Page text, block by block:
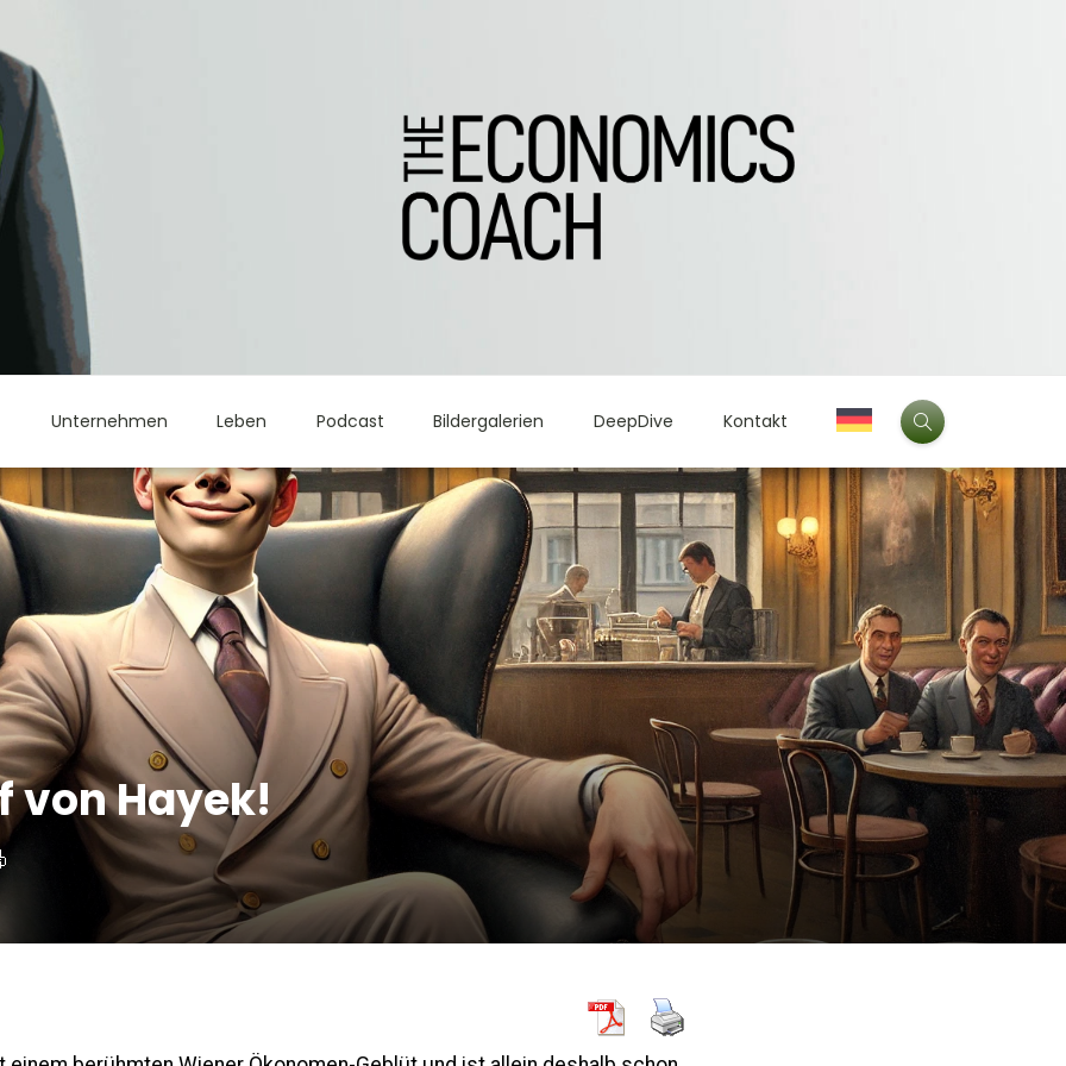
Unternehmen Leben Podcast Bildergalerien DeepDive Kontakt
von Hayek!